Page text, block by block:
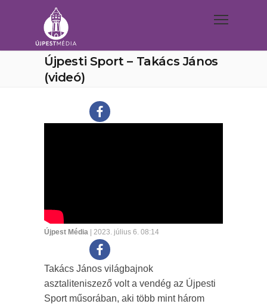
Újpesti Sport – Takács János
(videó)
Újpest Média | 2023. július 6. 08:14
Takács János világbajnok
asztaliteniszező volt a vendég az Újpesti
Sport műsorában, aki több mint három